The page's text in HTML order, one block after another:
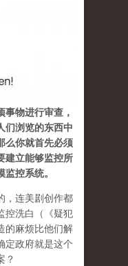
事物进行审查，
们浏览的东西中
么你就首先必须
建立能够监控所
控系统。
，连美剧创作都
控洗白（《疑犯
的麻烦比他们解
定政府就是这个
？